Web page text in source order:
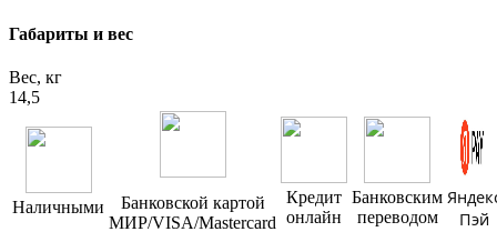
Габариты и вес
Вес, кг
14,5
Наличными
Банковской картой
МИР/VISA/Mastercard
Кредит
онлайн
Банковским
переводом
Пэй